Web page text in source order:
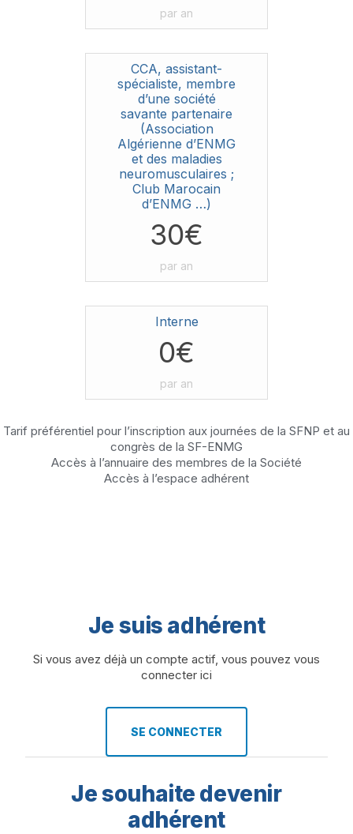
par an
CCA, assistant-
spécialiste, membre
d’une société
savante partenaire
(Association
Algérienne d’ENMG
et des maladies
neuromusculaires ;
Club Marocain
d’ENMG …)
30€
par an
Interne
0€
par an
Tarif préférentiel pour l’inscription aux journées de la SFNP et au
congrès de la SF-ENMG
Accès à l’annuaire des membres de la Société
Accès à l’espace adhérent
Je suis adhérent
Si vous avez déjà un compte actif, vous pouvez vous
connecter ici
SE CONNECTER
Je souhaite devenir
adhérent